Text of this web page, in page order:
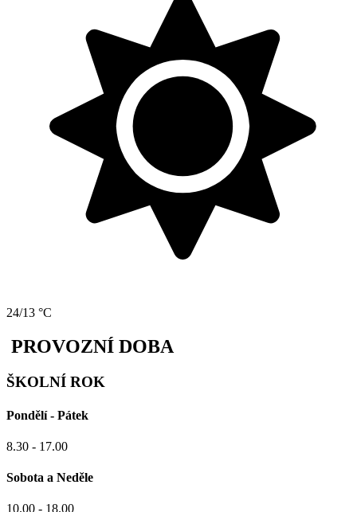
24/13 °C
PROVOZNÍ DOBA
ŠKOLNÍ ROK
Pondělí - Pátek
8.30 - 17.00
Sobota a Neděle
10.00 - 18.00